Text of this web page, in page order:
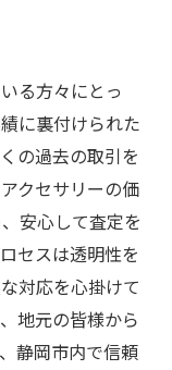
る方々にとっ
に裏付けられた
の過去の取引を
クセサリーの価
安心して査定を
セスは透明性を
対応を心掛けて
地元の皆様から
静岡市内で信頼